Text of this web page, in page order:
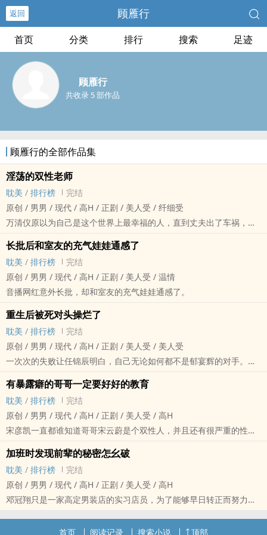
返回 顾雁行
首页 分类 排行 搜索 足迹
顾雁行
共收录 5 部作品
顾雁行的全部作品集
‍淫‎‍荡‌‍‎的双性老师
‌‌耽‌美‎‍‌ / 排行榜
完结
原创 / ‍男‌男‌‍ / 现代 / ‍高‎‎‍H‌‌ / 正剧 / ‍美‎‎‍人‌‍‌受‍ / 纤细受
万清仪原以为自己是这个世界上最幸福的人，直到丈夫出了车祸，不
双性老师在线发情
长批后和室友的充气娃娃通感了
‌‌耽‌美‎‍‌ / 排行榜
完结
原创 / ‍男‌男‌‍ / 现代 / ‍高‎‎‍H‌‌ / 正剧 / ‍美‎‎‍人‌‍‌受‍ / 温情
音播网红意外长批，却和室友的充气娃娃通感了。
重生后被死对头‍‍操‌烂‎‍‌了
‌‌耽‌美‎‍‌ / 排行榜
完结
原创 / ‍男‌男‌‍ / 现代 / ‍高‎‎‍H‌‌ / 正剧 / ‍美‎‎‍人‌‍‌受‍ / ‍美‎‎‍人‌‍‌受‍
一次次的失败让任锦辰明白，自己无论如何都不是郁宴辉的对手。
那个任家的私生子，心狠手辣，对对手从不手软。
就如同嗜血的猛兽，将自己的身体撕裂，‌‎穴‍‍‎口‌‎‍都吞吃入腹。
如果一切能够重来，任锦辰绝不想招惹那疯子半分，如果一切能够重
来，他一定跑的远远的。
有暴露癖的哥哥一定要好好的教育
‌‌耽‌美‎‍‌ / 排行榜
完结
原创 / ‍男‌男‌‍ / 现代 / ‍高‎‎‍H‌‌ / 正剧 / ‍美‎‎‍人‌‍‌受‍ / ‍高‎‎‍H‌‌
宋彦凯一直都谁知道哥哥宋云蔚是个双性人，并且还有很严重的性
所以他每天都会默默的给哥哥把‍‍‌自‎‌‌慰‎‌的玩具充满电，直到有一天他需
要出差几天。
宋云蔚‍‍‌自‎‌‌慰‎‌到一半玩具没电了，于是穿着雨衣跑到公园看着路人打飞
机……
被急忙赶回家的弟弟发现……
加班时发现前辈的秘密怎幺破
‌‌耽‌美‎‍‌ / 排行榜
完结
原创 / ‍男‌男‌‍ / 现代 / ‍高‎‎‍H‌‌ / 正剧 / ‍美‎‎‍人‌‍‌受‍ / ‍高‎‎‍H‌‌
邓冠翔只是一家高定男装店的实习店员，为了能够早日转正而努力
可某日加班晚回家，却发现了公司顶级销冠景辰华竟然在办公室滋
首页 阅读记录 搜索小说 顶部